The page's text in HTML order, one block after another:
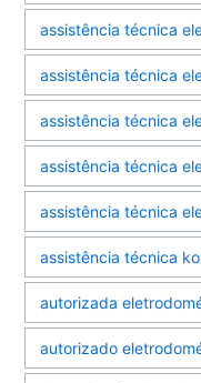
assistência técnica
assistência técnica
assistência técnica
assistência técnica
assistência técnica
assistência técnica
autorizada
autorizado